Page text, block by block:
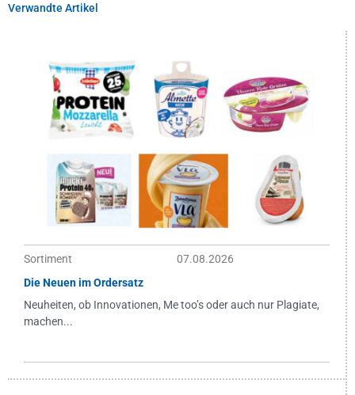
Verwandte Artikel
Sortiment
07.08.2026
Die Neuen im Ordersatz
Neuheiten, ob Innovationen, Me too’s oder auch nur Plagiate,
machen...